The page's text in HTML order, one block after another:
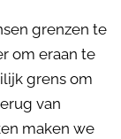
grenzen te
om eraan te
grens om
van
maken we